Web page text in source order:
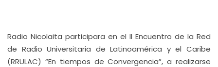
Radio Nicolaita participara en el II Encuentro de la Red
de Radio Universitaria de Latinoamérica y el Caribe
(RRULAC) “En tiempos de Convergencia”, a realizarse